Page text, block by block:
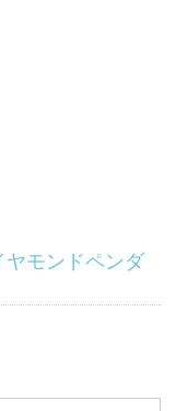
モンドペンダ